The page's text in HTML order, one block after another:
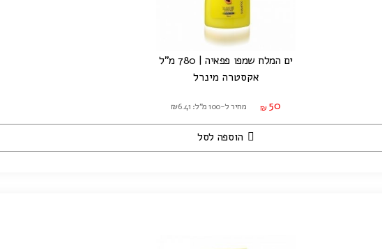
ים המלח שמפו פפאיה | 780 מ"ל
אקסטרה מינרל
₪ 50 מחיר ל-100 מ"ל: ₪6.41
הוספה לסל